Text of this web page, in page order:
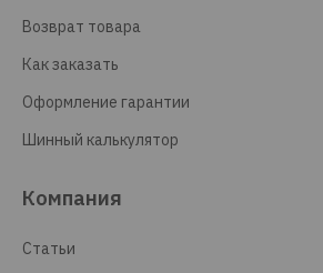
Возврат товара
Как заказать
Оформление гарантии
Шинный калькулятор
Компания
Статьи